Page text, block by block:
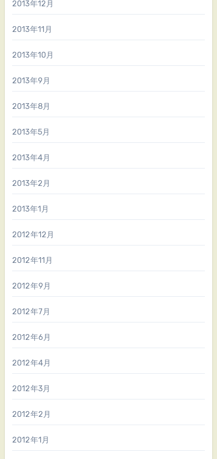
2013年12月
2013年11月
2013年10月
2013年9月
2013年8月
2013年5月
2013年4月
2013年2月
2013年1月
2012年12月
2012年11月
2012年9月
2012年7月
2012年6月
2012年4月
2012年3月
2012年2月
2012年1月